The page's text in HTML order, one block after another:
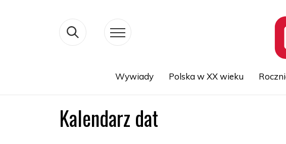
Wywiady Polska w XX wieku
Kalendarz dat